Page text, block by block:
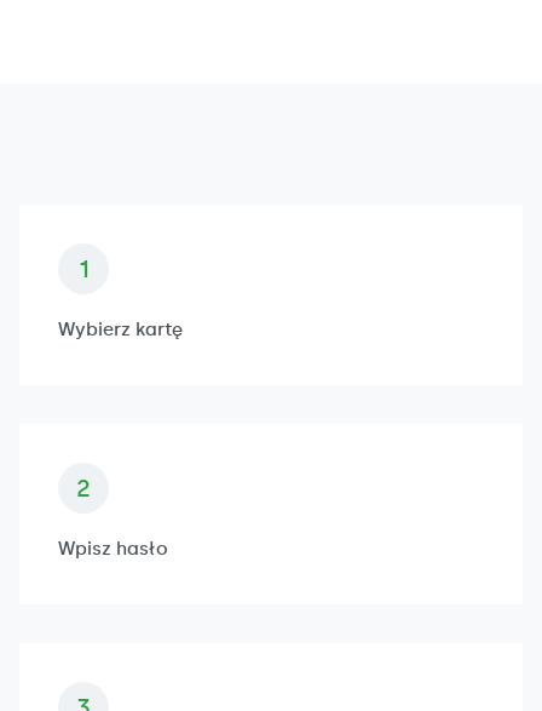
Wybierz kartę
Wpisz hasło